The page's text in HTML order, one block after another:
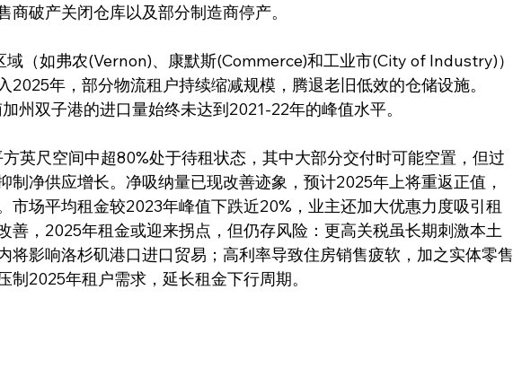
商破产关闭仓库以及部分制造商停产。
2025年，部分物流租户持续缩减规模，腾退老旧低效的仓储设施。
州双子港的进口量始终未达到2021-22年的峰值水平。
制净供应增长。净吸纳量已现改善迹象，预计2025年上将重返正值，
市场平均租金较2023年峰值下跌近20%，业主还加大优惠力度吸引租
善，2025年租金或迎来拐点，但仍存风险：更高关税虽长期刺激本土
将影响洛杉矶港口进口贸易；高利率导致住房销售疲软，加之实体零售
制2025年租户需求，延长租金下行周期。